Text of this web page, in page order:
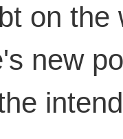
on the
new